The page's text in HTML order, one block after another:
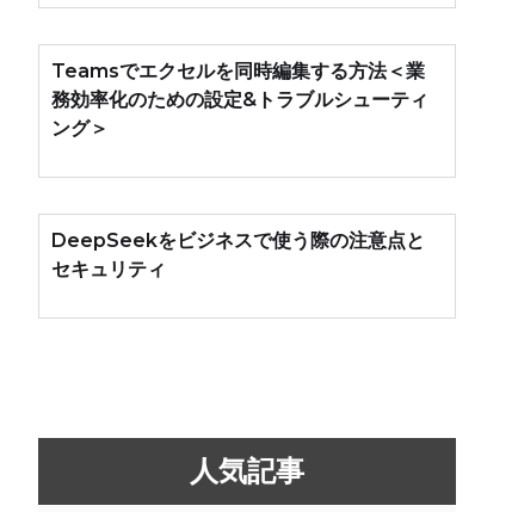
Teamsでエクセルを同時編集する方法＜業
務効率化のための設定&トラブルシューティ
ング＞
DeepSeekをビジネスで使う際の注意点と
セキュリティ
人気記事